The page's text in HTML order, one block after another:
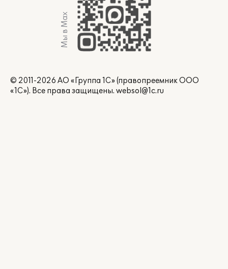
Мы в Max
© 2011-2026 АО «Группа 1С» (правопреемник ООО
«1С»). Все права защищены. websol@1c.ru